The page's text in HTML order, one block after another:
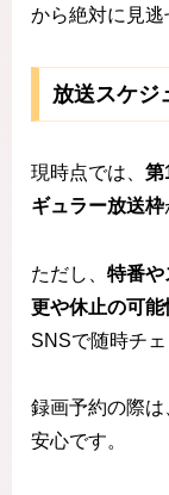
から絶対に見逃
放送スケジ
現時点では、 第
ギュラー放送枠
ただし、 特番や
更や休止の可能
SNSで随時チ
録画予約の際は
安心です。